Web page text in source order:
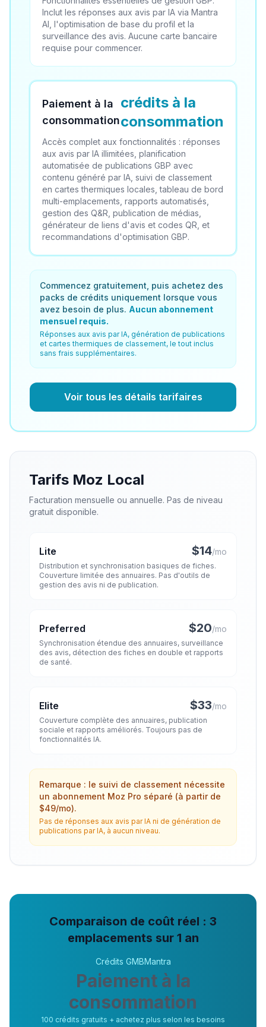
Inclut les réponses aux avis par IA via Mantra
AI, l'optimisation de base du profil et la
surveillance des avis. Aucune carte bancaire
requise pour commencer.
Paiement à la
consommation
crédits à la
consommation
Accès complet aux fonctionnalités : réponses
aux avis par IA illimitées, planification
automatisée de publications GBP avec
contenu généré par IA, suivi de classement
en cartes thermiques locales, tableau de bord
multi-emplacements, rapports automatisés,
gestion des Q&R, publication de médias,
générateur de liens d'avis et codes QR, et
recommandations d'optimisation GBP.
Commencez gratuitement, puis achetez des
packs de crédits uniquement lorsque vous
avez besoin de plus. Aucun abonnement
mensuel requis.
Réponses aux avis par IA, génération de publications
et cartes thermiques de classement, le tout inclus
sans frais supplémentaires.
Voir tous les détails tarifaires
Tarifs Moz Local
Facturation mensuelle ou annuelle. Pas de niveau
gratuit disponible.
Lite $14/mo
Distribution et synchronisation basiques de fiches.
Couverture limitée des annuaires. Pas d'outils de
gestion des avis ni de publication.
Preferred $20/mo
Synchronisation étendue des annuaires, surveillance
des avis, détection des fiches en double et rapports
de santé.
Elite $33/mo
Couverture complète des annuaires, publication
sociale et rapports améliorés. Toujours pas de
fonctionnalités IA.
Remarque : le suivi de classement nécessite
un abonnement Moz Pro séparé (à partir de
$49/mo).
Pas de réponses aux avis par IA ni de génération de
publications par IA, à aucun niveau.
Comparaison de coût réel : 3
emplacements sur 1 an
Crédits GMBMantra
Paiement à la
consommation
100 crédits gratuits + achetez plus selon les besoins